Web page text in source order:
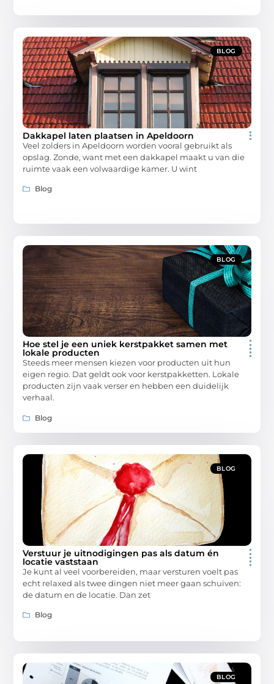
BLOG
Dakkapel laten plaatsen in Apeldoorn
Veel zolders in Apeldoorn worden vooral gebruikt als
opslag. Zonde, want met een dakkapel maakt u van die
ruimte vaak een volwaardige kamer. U wint
Blog
BLOG
Hoe stel je een uniek kerstpakket samen met
lokale producten
Steeds meer mensen kiezen voor producten uit hun
eigen regio. Dat geldt ook voor kerstpakketten. Lokale
producten zijn vaak verser en hebben een duidelijk
verhaal.
Blog
BLOG
Verstuur je uitnodigingen pas als datum én
locatie vaststaan
Je kunt al veel voorbereiden, maar versturen voelt pas
echt relaxed als twee dingen niet meer gaan schuiven:
de datum en de locatie. Dan zet
Blog
BLOG